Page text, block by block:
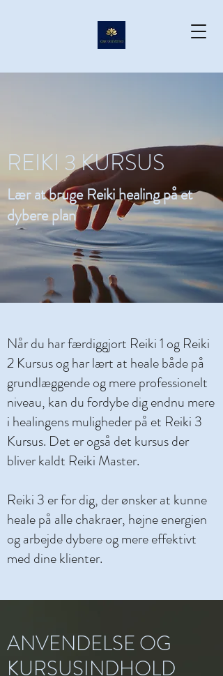
REIKI 3 KURSUS
Lær at bruge Reiki healing på et
dybere plan
Når du har færdiggjort Reiki 1 og Reiki
2 Kursus og har lært at heale både på
grundlæggende og mere professionelt
niveau, kan du fordybe dig endnu mere
i healingens muligheder på et Reiki 3
Kursus. Det er også det kursus der
bliver kaldt Reiki Master.
Reiki 3 er for dig, der ønsker at kunne
heale på alle chakraer, højne energien
og arbejde dybere og mere effektivt
med dine klienter.
ANVENDELSE OG
KURSUSINDHOLD